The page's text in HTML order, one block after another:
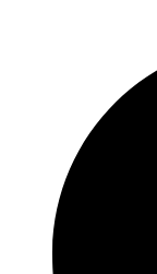
of their products,
appearance of the